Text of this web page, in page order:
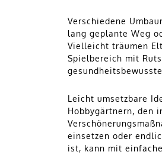
Verschiedene
lang geplante Weg
Vielleicht träumen
Spielbereich mit
Leicht umsetzbare
Hobbygärtnern, den
einsetzen oder
ist, kann mit